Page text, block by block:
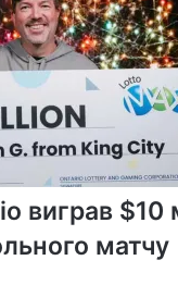
виграв $10
матчу